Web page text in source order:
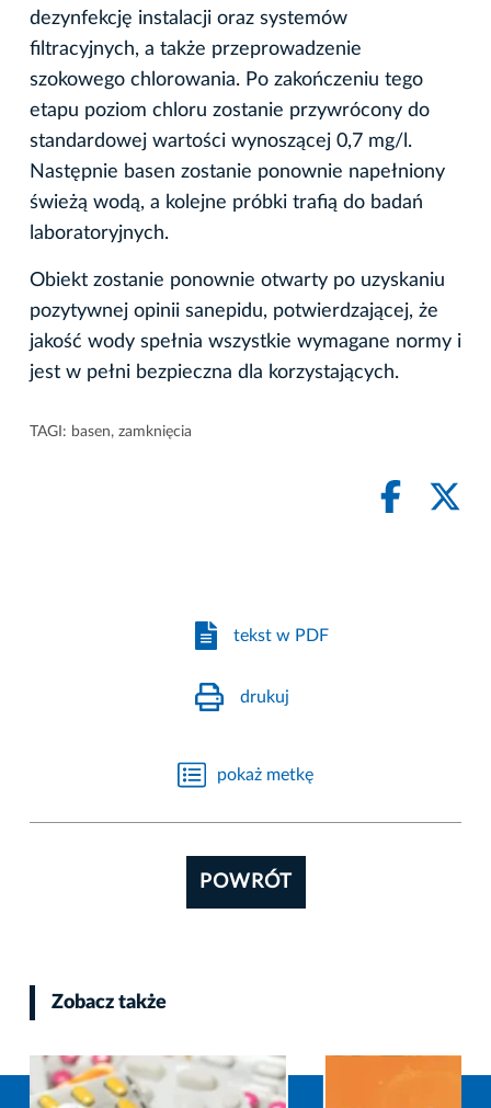
dezynfekcję instalacji oraz systemów
filtracyjnych, a także przeprowadzenie
szokowego chlorowania. Po zakończeniu tego
etapu poziom chloru zostanie przywrócony do
standardowej wartości wynoszącej 0,7 mg/l.
Następnie basen zostanie ponownie napełniony
świeżą wodą, a kolejne próbki trafią do badań
laboratoryjnych.
Obiekt zostanie ponownie otwarty po uzyskaniu
pozytywnej opinii sanepidu, potwierdzającej, że
jakość wody spełnia wszystkie wymagane normy i
jest w pełni bezpieczna dla korzystających.
TAGI: basen, zamknięcia
tekst w PDF
drukuj
pokaż metkę
POWRÓT
Zobacz także